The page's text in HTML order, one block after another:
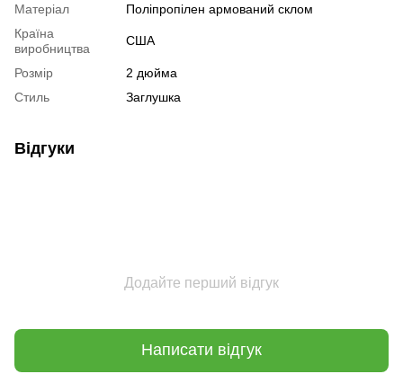
Матеріал
Поліпропілен армований склом
Країна
виробництва
США
Розмір
2 дюйма
Стиль
Заглушка
Відгуки
Додайте перший відгук
Написати відгук